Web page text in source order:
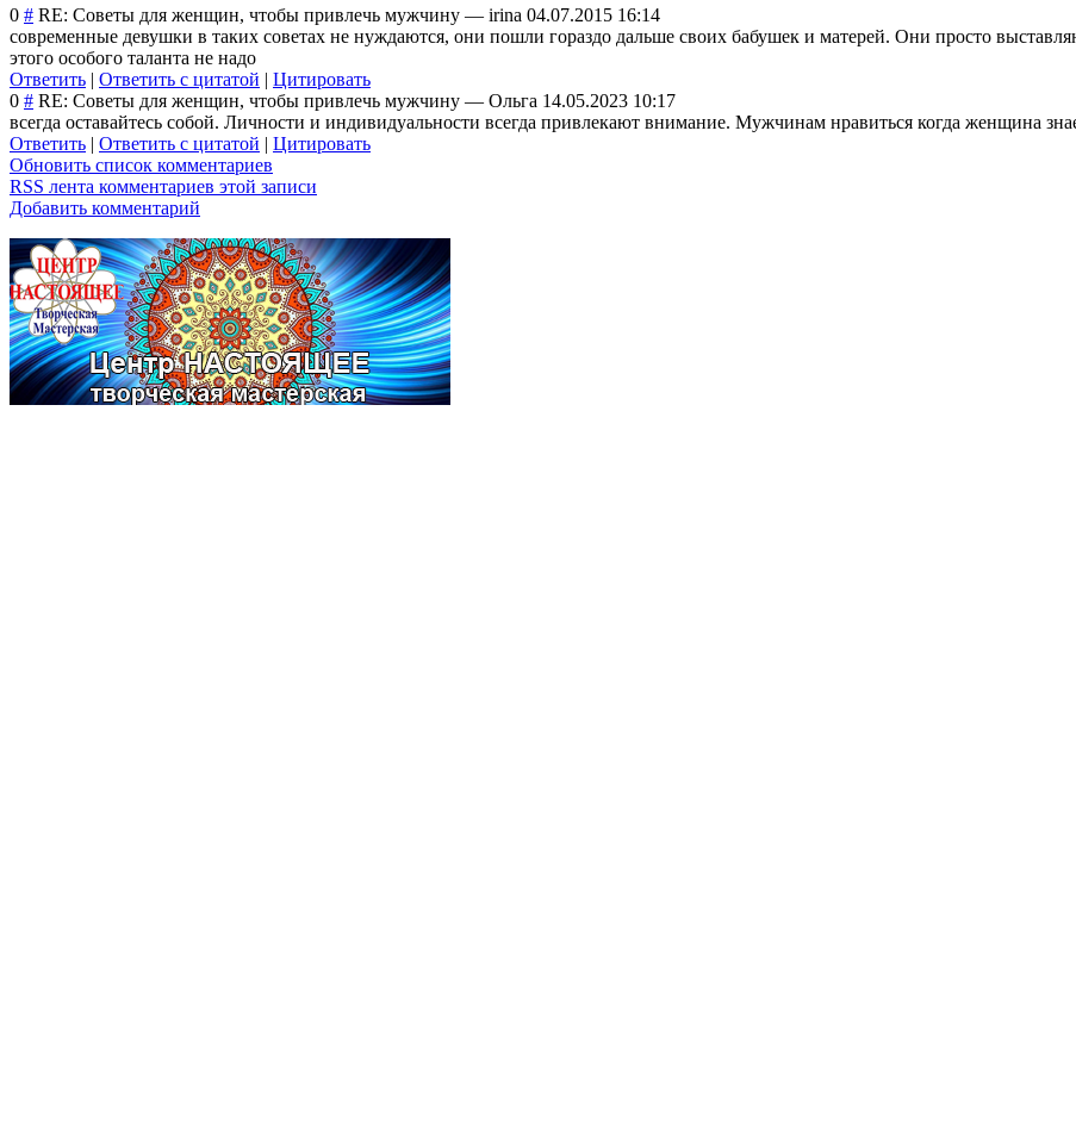
0 # RE: Советы для женщин, чтобы привлечь мужчину — irina 04.07.2015 16:14
современные девушки в таких советах не нуждаются, они пошли гораздо дальше своих бабушек и матерей. Они просто
этого особого таланта не надо
Ответить | Ответить с цитатой | Цитировать
0 # RE: Советы для женщин, чтобы привлечь мужчину — Ольга 14.05.2023 10:17
всегда оставайтесь собой. Личности и индивидуальности всегда привлекают внимание. Мужчинам нравиться когда женщина
Ответить | Ответить с цитатой | Цитировать
Обновить список комментариев
RSS лента комментариев этой записи
Добавить комментарий